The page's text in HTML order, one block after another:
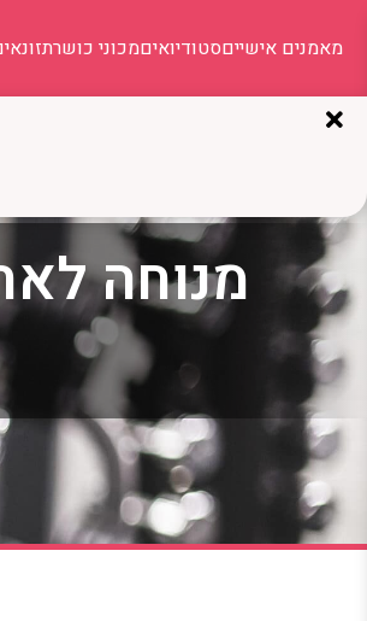
מאמנים אישייםסטודיואיםמכוני כושר
מנוחה